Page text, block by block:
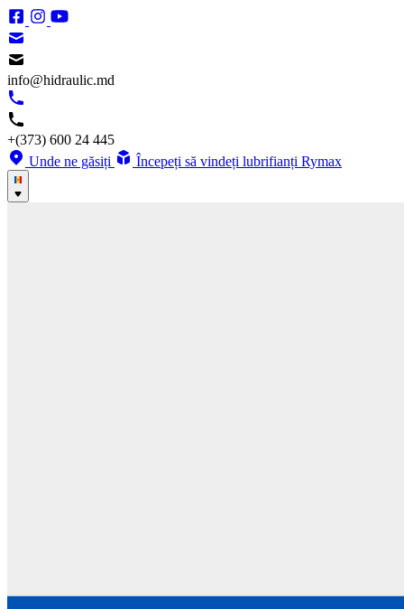
info@hidraulic.md
+(373) 600 24 445
Unde ne găsiți
Începeți să vindeți lubrifianți Rymax